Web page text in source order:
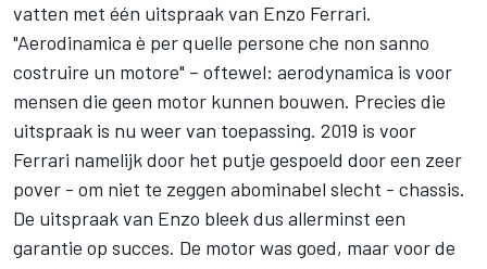
vatten met één uitspraak van Enzo Ferrari.
"Aerodinamica è per quelle persone che non sanno
costruire un motore" – oftewel: aerodynamica is voor
mensen die geen motor kunnen bouwen. Precies die
uitspraak is nu weer van toepassing. 2019 is voor
Ferrari namelijk door het putje gespoeld door een zeer
pover - om niet te zeggen abominabel slecht - chassis.
De uitspraak van Enzo bleek dus allerminst een
garantie op succes. De motor was goed, maar voor de